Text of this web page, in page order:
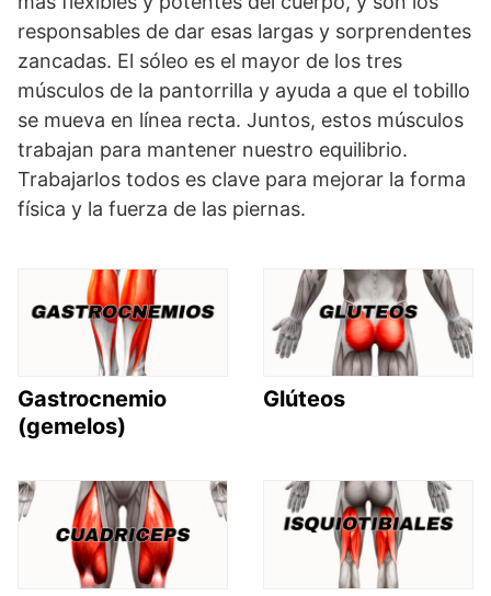
responsables de dar esas largas y sorprendentes
zancadas. El sóleo es el mayor de los tres
músculos de la pantorrilla y ayuda a que el tobillo
se mueva en línea recta. Juntos, estos músculos
trabajan para mantener nuestro equilibrio.
Trabajarlos todos es clave para mejorar la forma
física y la fuerza de las piernas.
Gastrocnemio
(gemelos)
Glúteos